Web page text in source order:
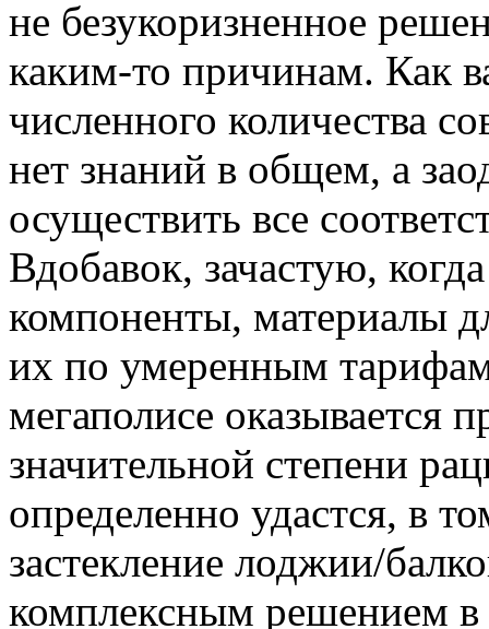
не безукоризненное
каким-то причинам. Как
численного количества
нет знаний в общем, а
осуществить все
Вдобавок, зачастую,
компоненты, материалы
их по умеренным
мегаполисе оказывается
значительной степени
определенно удастся, в
застекление лоджии/
комплексным решением